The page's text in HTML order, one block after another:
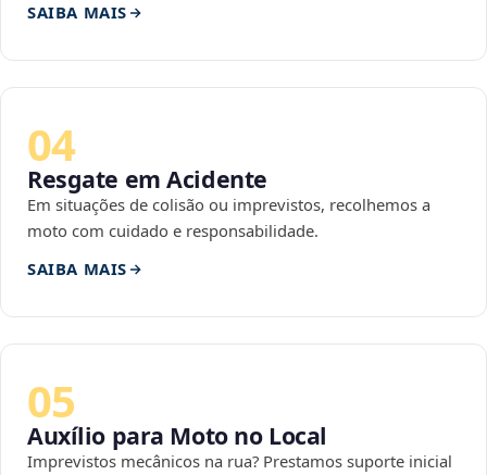
SAIBA MAIS
04
Resgate em Acidente
Em situações de colisão ou imprevistos, recolhemos a
moto com cuidado e responsabilidade.
SAIBA MAIS
05
Auxílio para Moto no Local
Imprevistos mecânicos na rua? Prestamos suporte inicial